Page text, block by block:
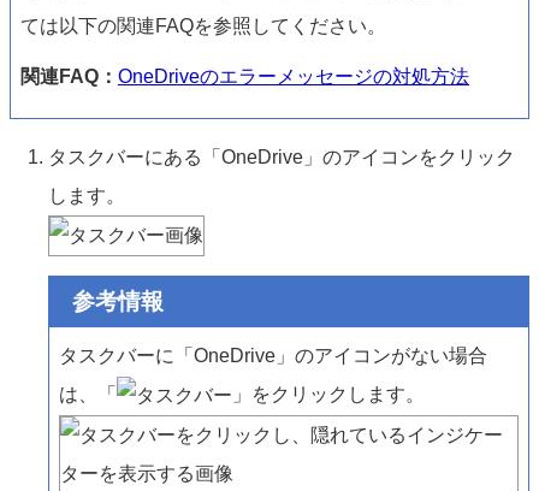
ては以下の関連FAQを参照してください。
関連FAQ： OneDriveのエラーメッセージの対処方法
タスクバーにある「OneDrive」のアイコンをクリック
します。
参考情報
タスクバーに「OneDrive」のアイコンがない場合
は、「
」をクリックします。